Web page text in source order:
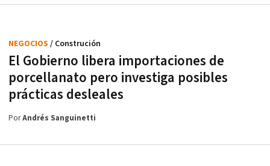
El Gobierno libera importaciones de
porcellanato pero investiga posibles
prácticas desleales
NEGOCIOS / Construción
PorAndrés Sanguinetti